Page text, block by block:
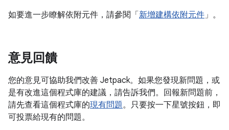
如要進一步瞭解依附元件，請參閱「 新增建構依附元件」。
意見回饋
您的意見可協助我們改善 Jetpack。如果您發現新問題，或
是有改進這個程式庫的建議，請告訴我們。回報新問題前，
請先查看這個程式庫的現有問題。只要按一下星號按鈕，即
可投票給現有的問題。